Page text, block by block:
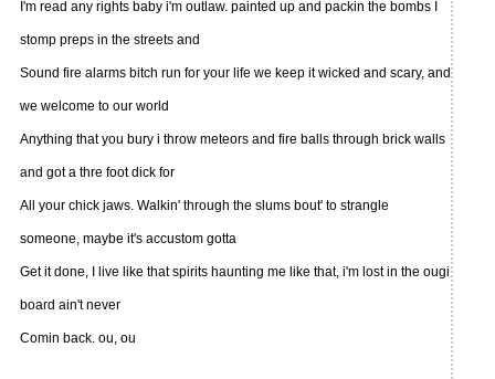
I'm read any rights baby i'm outlaw. painted up and packin the bombs I
stomp preps in the streets and
Sound fire alarms bitch run for your life we keep it wicked and scary, and
we welcome to our world
Anything that you bury i throw meteors and fire balls through brick walls
and got a thre foot dick for
All your chick jaws. Walkin' through the slums bout' to strangle
someone, maybe it's accustom gotta
Get it done, I live like that spirits haunting me like that, i'm lost in the ougi
board ain't never
Comin back. ou, ou